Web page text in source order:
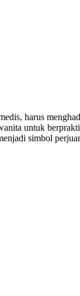
harus
untuk
simbol